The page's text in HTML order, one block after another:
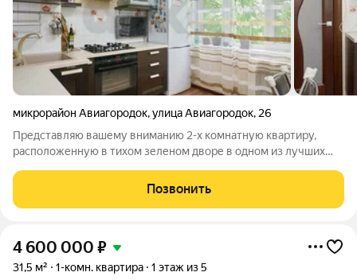
микрорайон Авиагородок,улица Авиагородок, 26
Представляю вашему вниманию 2-х комнатную квартиру,
расположенную в тихом зеленом дворе в одном из лучших
подходит как для тех, кто хочет сразу же начать жить в ней, так
и для тех, кто мечтает
Позвонить
4 600 000 ₽
31,5 м² 1-комн. квартира 1 этаж из 5